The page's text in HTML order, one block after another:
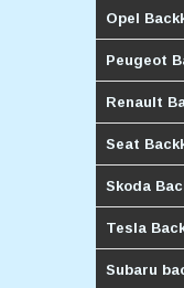
Opel
Peugeot
Renault
Seat
Skoda
Tesla
Subaru